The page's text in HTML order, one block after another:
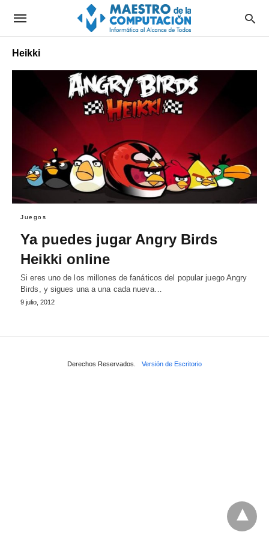
Heikki
Juegos
Ya puedes jugar Angry Birds
Heikki online
Si eres uno de los millones de fanáticos del popular juego Angry
Birds, y sigues una a una cada nueva…
9 julio, 2012
Derechos Reservados. Versión de Escritorio